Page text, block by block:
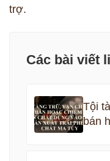
trợ.
Các bài viết
Tội
bán
dùng